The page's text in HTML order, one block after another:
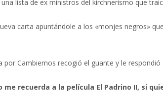
lista de ex ministros del kirchnerismo que
carta apuntándole a los «monjes negros»
por Cambiemos recogió el guante y le
me recuerda a la película El Padrino II, si